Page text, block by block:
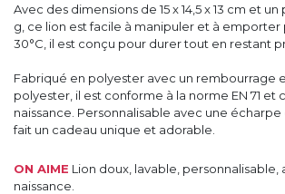
Avec des dimensions de 15 x 14,5 x 13 cm et
g, ce lion est facile à manipuler et à emporter
30°C, il est conçu pour durer tout en restant
Fabriqué en polyester avec un rembourrage
polyester, il est conforme à la norme EN 71 et
naissance. Personnalisable avec une écharpe
fait un cadeau unique et adorable.
ON AIME Lion doux, lavable, personnalisable,
naissance.